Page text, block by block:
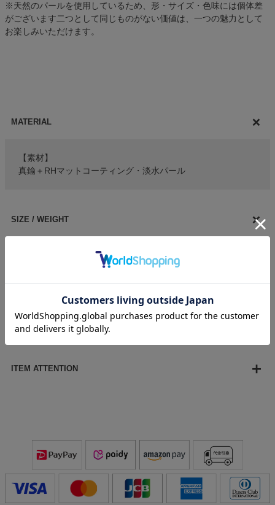
※天然のパールを使用しているため、形・サイズ・色味には個体差
がございます二つとして同じものがない価値は、一つの魅力として
お楽しみいただけます。
MATERIAL
【素材】
真鍮＋RHマットコーティング・淡水パール
SIZE / WEIGHT
重さ：約40g
※天然の淡水パールを使用している為、パールサイズに個体
差が発生します。その為、全長・重さにも個体差が発生しま
す。目安としてご参考ください。
ITEM ATTENTION